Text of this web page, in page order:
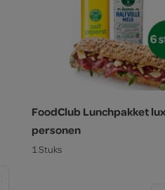
FoodClub Lunchpakket
personen
1 Stuks